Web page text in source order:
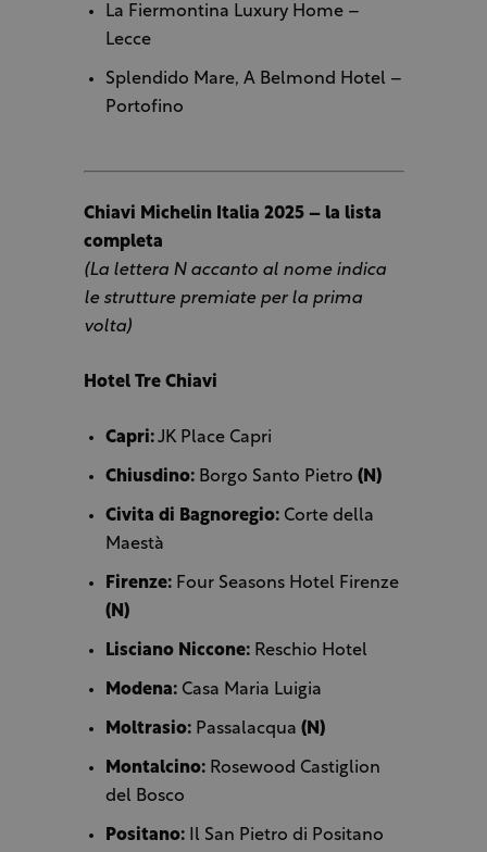
La Fiermontina Luxury Home –
Lecce
Splendido Mare, A Belmond Hotel –
Portofino
Chiavi Michelin Italia 2025 – la lista
completa
(La lettera N accanto al nome indica
le strutture premiate per la prima
volta)
Hotel Tre Chiavi
Capri:JK Place Capri
Chiusdino:Borgo Santo Pietro (N)
Civita di Bagnoregio:Corte della
Maestà
Firenze:Four Seasons Hotel Firenze
(N)
Lisciano Niccone:Reschio Hotel
Modena:Casa Maria Luigia
Moltrasio:Passalacqua (N)
Montalcino:Rosewood Castiglion
del Bosco
Positano:Il San Pietro di Positano